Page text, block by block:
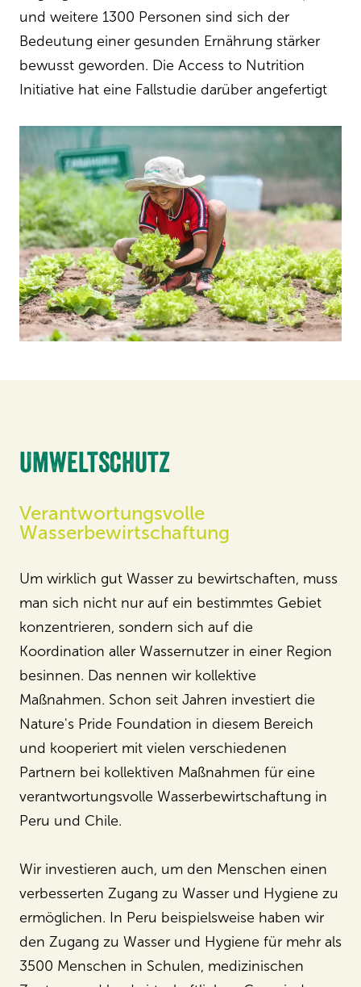
und weitere 1300 Personen sind sich der
Bedeutung einer gesunden Ernährung stärker
bewusst geworden. Die Access to Nutrition
Initiative hat eine Fallstudie darüber angefertigt
Umweltschutz
Verantwortungsvolle
Wasserbewirtschaftung
Um wirklich gut Wasser zu bewirtschaften, muss
man sich nicht nur auf ein bestimmtes Gebiet
konzentrieren, sondern sich auf die
Koordination aller Wassernutzer in einer Region
besinnen. Das nennen wir kollektive
Maßnahmen. Schon seit Jahren investiert die
Nature's Pride Foundation in diesem Bereich
und kooperiert mit vielen verschiedenen
Partnern bei kollektiven Maßnahmen für eine
verantwortungsvolle Wasserbewirtschaftung in
Peru und Chile.
Wir investieren auch, um den Menschen einen
verbesserten Zugang zu Wasser und Hygiene zu
ermöglichen. In Peru beispielsweise haben wir
den Zugang zu Wasser und Hygiene für mehr als
3500 Menschen in Schulen, medizinischen